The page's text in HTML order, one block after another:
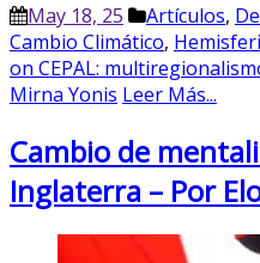
May 18, 25 Artículos,
Cambio Climático,
on CEPAL:
Mirna Yonis Leer Más...
Cambio de
Inglaterra – Por